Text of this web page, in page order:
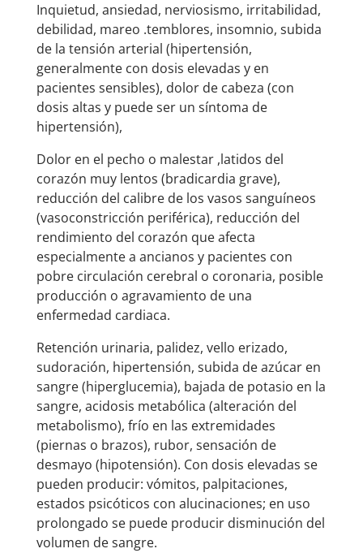
Inquietud, ansiedad, nerviosismo, irritabilidad,
debilidad, mareo .temblores, insomnio, subida
de la tensión arterial (hipertensión,
generalmente con dosis elevadas y en
pacientes sensibles), dolor de cabeza (con
dosis altas y puede ser un síntoma de
hipertensión),
Dolor en el pecho o malestar ,latidos del
corazón muy lentos (bradicardia grave),
reducción del calibre de los vasos sanguíneos
(vasoconstricción periférica), reducción del
rendimiento del corazón que afecta
especialmente a ancianos y pacientes con
pobre circulación cerebral o coronaria, posible
producción o agravamiento de una
enfermedad cardiaca.
Retención urinaria, palidez, vello erizado,
sudoración, hipertensión, subida de azúcar en
sangre (hiperglucemia), bajada de potasio en la
sangre, acidosis metabólica (alteración del
metabolismo), frío en las extremidades
(piernas o brazos), rubor, sensación de
desmayo (hipotensión). Con dosis elevadas se
pueden producir: vómitos, palpitaciones,
estados psicóticos con alucinaciones; en uso
prolongado se puede producir disminución del
volumen de sangre.